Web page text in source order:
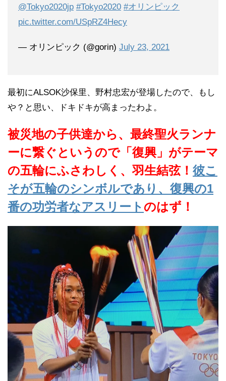
@Tokyo2020jp #Tokyo2020 #オリンピック
pic.twitter.com/USpRZ4Hecy
— オリンピック (@gorin) July 23, 2021
最初にALSOK沙保里、野村忠宏が登場したので、もし
や？と思い、ドキドキが高まったわよ。
被災地の子供達から、最終聖火ランナ
ーに繋ぐというので「復興」がテーマ
の五輪にふさわしく、羽生結弦！ 彼こ
そが五輪のシンボルであり、復興の1
番の功労者なアスリート のはず！